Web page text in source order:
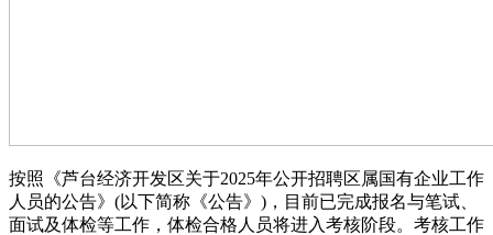
按照《芦台经济开发区关于2025年公开招聘区属国有企业工作
人员的公告》(以下简称《公告》)，目前已完成报名与笔试、
面试及体检等工作，体检合格人员将进入考核阶段。考核工作